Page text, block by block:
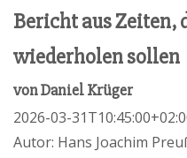
Bericht aus Zeiten,
wiederholen sollen
vonDaniel Krüger
2026-03-
Autor: Hans Joachim